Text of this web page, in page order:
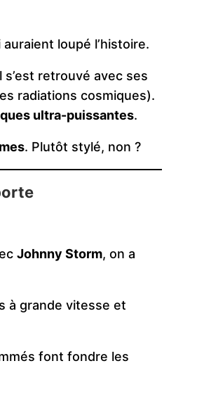
loupé l’histoire.
s’est retrouvé avec ses
radiations cosmiques).
ultra-puissantes.
. Plutôt stylé, non ?
Johnny Storm, on a
à grande vitesse et
font fondre les